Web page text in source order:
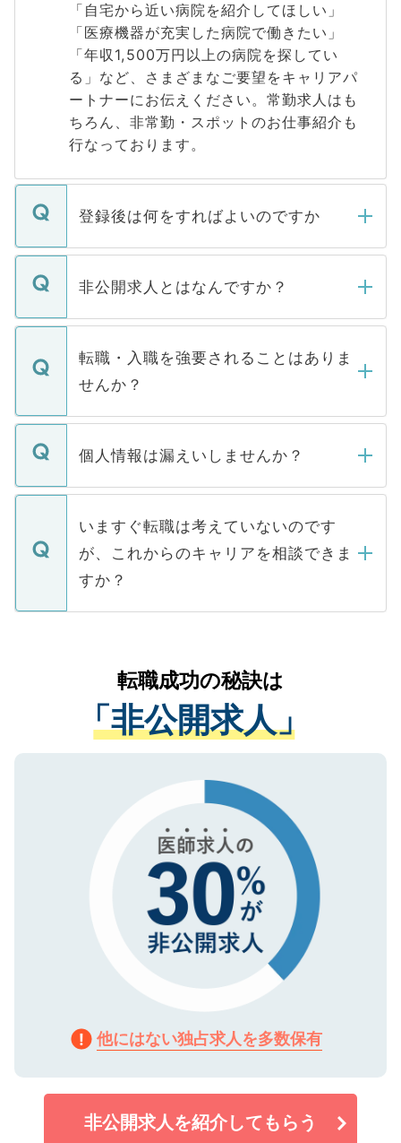
「自宅から近い病院を紹介してほしい」
「医療機器が充実した病院で働きたい」
「年収1,500万円以上の病院を探してい
る」など、さまざまなご要望をキャリアパ
ートナーにお伝えください。常勤求人はも
ちろん、非常勤・スポットのお仕事紹介も
行なっております。
登録後は何をすればよいのですか
ご登録いただきましたら、弊社担当者がご
登録内容を確認し、その後メールもしくは
ます。通常、5営業日以内にはご連絡をせて
いただきますので、しばらくお待ちくださ
非公開求人とはなんですか？
マイナビDOCTORで取り扱っている求人の
うち約3割は、Webサイトからご覧いただ
けない「非公開求人」です。非公開求人は
下記の理由によって、一般には公開してい
ません。
■応募殺到を避けるため 人気のある医療機
関を公にしてしまうと、応募が殺到する場
に、医療機関が求める条件に合った人材の
みを人材紹介会社に依頼するケースが増え
ています。
転職・入職を強要されることはありま
せんか？
転職・入職を強要することは一切ありませ
ん。また、仮に応募先から内定をいただい
定を承諾する必要はありません。内定先へ
の辞退の連絡はキャリアパートナーが行い
個人情報は漏えいしませんか？
個人情報が漏えいすることはありませんの
で、ご安心ください。当サイトからの登録
などで収集したご登録者様の個人情報は、
ご本人のキャリアアップおよび転職活動の
支援を目的に使用いたします。お預かりし
ているすべての個人データはご本人の許可
は、個人情報の取り扱いについての厳密な
管理基準を満たした事業者のみに付与され
る、プライバシーマークを取得済みです。
で、機密保持に関してもご安心ください。
いますぐ転職は考えていないのです
が、これからのキャリアを相談できま
すか？
かがいして、現在の医療機関の状況や紹介
経験をまじえながら、適切なアドバイスを
させていただきます。すぐにご転職をされ
ない方には、長期的なサポートが可能です
ので、まずはご登録ください。
転職成功の秘訣は
「非公開求人」
他にはない独占求人を多数保有
非公開求人を紹介してもらう